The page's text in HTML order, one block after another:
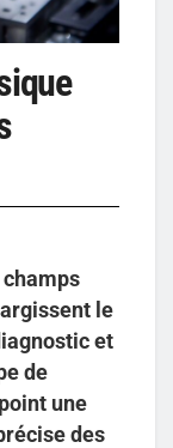
le
et
de
une
des